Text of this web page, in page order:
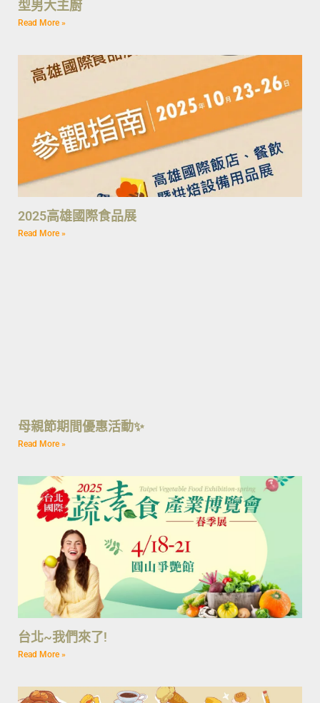
型男大主廚
Read More »
2025高雄國際食品展
Read More »
母親節期間優惠活動✨
Read More »
台北~我們來了!
Read More »